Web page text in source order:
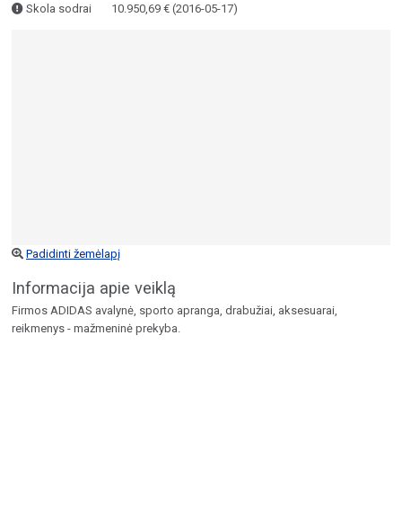
Skola sodrai
10.950,69 € (2016-05-17)
Padidinti žemėlapį
Informacija apie veiklą
Firmos ADIDAS avalynė, sporto apranga, drabužiai, aksesuarai,
reikmenys - mažmeninė prekyba.